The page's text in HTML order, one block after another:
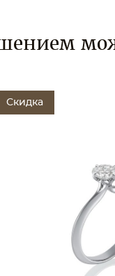
Скидка